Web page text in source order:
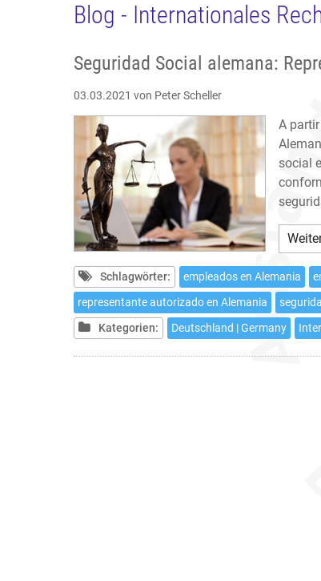
Blog - Internationales
Seguridad Social alemana:
03.03.2021 von Peter Scheller
A
social
Schlagwörter: empleados en Alemania
representante autorizado en Alemania
Kategorien:
Deutschland | Germany